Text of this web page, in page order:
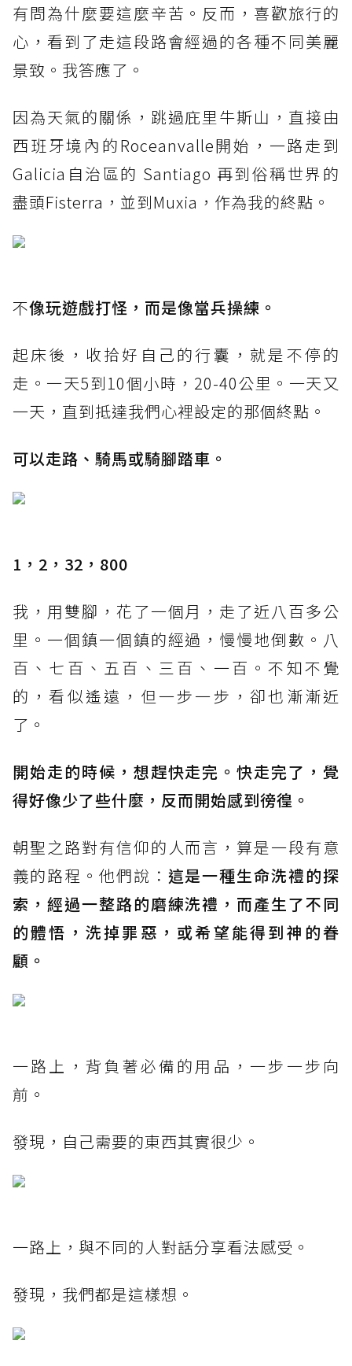
有問為什麼要這麼辛苦。反而，喜歡旅行的
心，看到了走這段路會經過的各種不同美麗
景致。我答應了。
因為天氣的關係，跳過庇里牛斯山，直接由
西班牙境內的Roceanvalle開始，一路走到
Galicia自治區的 Santiago 再到俗稱世界的
盡頭Fisterra，並到Muxia，作為我的終點。
不像玩遊戲打怪，而是像當兵操練。
起床後，收拾好自己的行囊，就是不停的
走。一天5到10個小時，20-40公里。一天又
一天，直到抵達我們心裡設定的那個終點。
可以走路、騎馬或騎腳踏車。
1，2，32，800
我，用雙腳，花了一個月，走了近八百多公
里。一個鎮一個鎮的經過，慢慢地倒數。八
百、七百、五百、三百、一百。不知不覺
的，看似遙遠，但一步一步，卻也漸漸近
了。
開始走的時候，想趕快走完。快走完了，覺
得好像少了些什麼，反而開始感到徬徨。
朝聖之路對有信仰的人而言，算是一段有意
義的路程。他們說： 這是一種生命洗禮的探
索，經過一整路的磨練洗禮，而產生了不同
的體悟，洗掉罪惡，或希望能得到神的眷
顧。
一路上，背負著必備的用品，一步一步向
前。
發現，自己需要的東西其實很少。
一路上，與不同的人對話分享看法感受。
發現，我們都是這樣想。